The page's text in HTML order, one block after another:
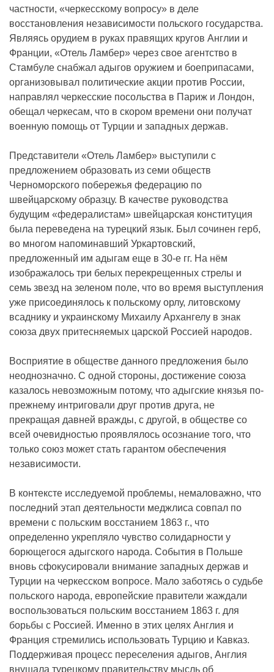
частности, «черкесскому вопросу» в деле
восстановления независимости польского государства.
Являясь орудием в руках правящих кругов Англии и
Франции, «Отель Ламбер» через свое агентство в
Стамбуле снабжал адыгов оружием и боеприпасами,
организовывал политические акции против России,
направлял черкесские посольства в Париж и Лондон,
обещал черкесам, что в скором времени они получат
военную помощь от Турции и западных держав.
Представители «Отель Ламбер» выступили с
предложением образовать из семи обществ
Черноморского побережья федерацию по
швейцарскому образцу. В качестве руководства
будущим «федералистам» швейцарская конституция
была переведена на турецкий язык. Был сочинен герб,
во многом напоминавший Уркартовский,
предложенный им адыгам еще в 30-е гг. На нём
изображалось три белых перекрещенных стрелы и
семь звезд на зеленом поле, что во время выступления
уже присоединялось к польскому орлу, литовскому
всаднику и украинскому Михаилу Архангелу в знак
союза двух притесняемых царской Россией народов.
Восприятие в обществе данного предложения было
неоднозначно. С одной стороны, достижение союза
казалось невозможным потому, что адыгские князья по-
прежнему интриговали друг против друга, не
прекращая давней вражды, с другой, в обществе со
всей очевидностью проявлялось осознание того, что
только союз может стать гарантом обеспечения
независимости.
В контексте исследуемой проблемы, немаловажно, что
последний этап деятельности меджлиса совпал по
времени с польским восстанием 1863 г., что
определенно укрепляло чувство солидарности у
борющегося адыгского народа. События в Польше
вновь сфокусировали внимание западных держав и
Турции на черкесском вопросе. Мало заботясь о судьбе
польского народа, европейские правители жаждали
воспользоваться польским восстанием 1863 г. для
борьбы с Россией. Именно в этих целях Англия и
Франция стремились использовать Турцию и Кавказ.
Поддерживая процесс переселения адыгов, Англия
внушала турецкому правительству мысль об